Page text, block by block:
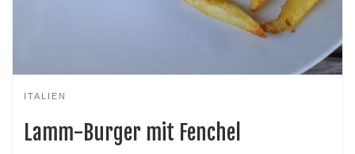
ITALIEN
Lamm-Burger mit Fenchel